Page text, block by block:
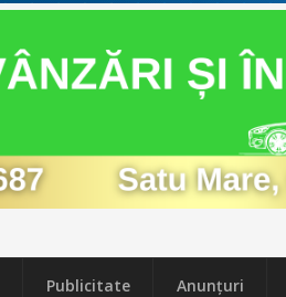
Publicitate Anunțuri